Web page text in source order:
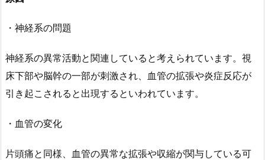
・神経系の問題
神経系の異常活動と関連していると考えられています。視
床下部や脳幹の一部が刺激され、血管の拡張や炎症反応が
引き起こされると出現するといわれています。
・血管の変化
片頭痛と同様、血管の異常な拡張や収縮が関与している可